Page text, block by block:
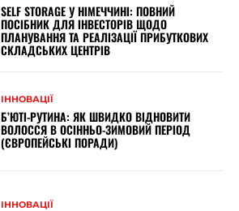
SELF STORAGE У НІМЕЧЧИНІ: ПОВНИЙ
ПОСІБНИК ДЛЯ ІНВЕСТОРІВ ЩОДО
ПЛАНУВАННЯ ТА РЕАЛІЗАЦІЇ ПРИБУТКОВИХ
СКЛАДСЬКИХ ЦЕНТРІВ
ІННОВАЦІЇ
Б’ЮТІ-РУТИНА: ЯК ШВИДКО ВІДНОВИТИ
ВОЛОССЯ В ОСІННЬО-ЗИМОВИЙ ПЕРІОД
(ЄВРОПЕЙСЬКІ ПОРАДИ)
ІННОВАЦІЇ